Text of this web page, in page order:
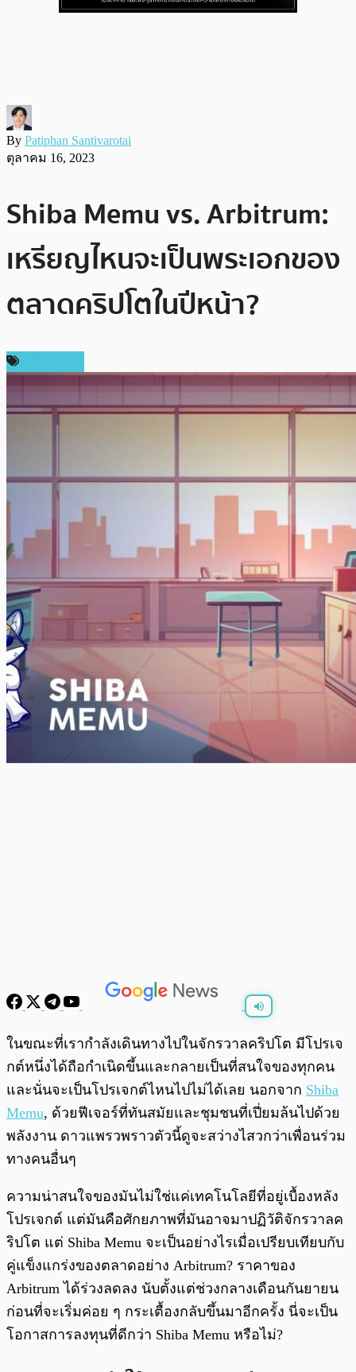
By Patiphan Santivarotai
ตุลาคม 16, 2023
Shiba Memu vs. Arbitrum:
เหรียญไหนจะเป็นพระเอกของ
ตลาดคริปโตในปีหน้า?
พร้อมเล่น 0:00 /0:00
ในขณะที่เรากำลังเดินทางไปในจักรวาลคริปโต มีโปรเจ
กต์หนึ่งได้ถือกำเนิดขึ้นและกลายเป็นที่สนใจของทุกคน
และนั่นจะเป็นโปรเจกต์ไหนไปไม่ได้เลย นอกจาก Shiba
Memu, ด้วยฟีเจอร์ที่ทันสมัยและชุมชนที่เปี่ยมล้นไปด้วย
พลังงาน ดาวแพรวพราวตัวนี้ดูจะสว่างไสวกว่าเพื่อนร่วม
ทางคนอื่นๆ
ความน่าสนใจของมันไม่ใช่แค่เทคโนโลยีที่อยู่เบื้องหลัง
โปรเจกต์ แต่มันคือศักยภาพที่มันอาจมาปฏิวัติจักรวาลค
ริปโต แต่ Shiba Memu จะเป็นอย่างไรเมื่อเปรียบเทียบกับ
คู่แข็งแกร่งของตลาดอย่าง Arbitrum? ราคาของ
Arbitrum ได้ร่วงลดลง นับตั้งแต่ช่วงกลางเดือนกันยายน
ก่อนที่จะเริ่มค่อย ๆ กระเตื้องกลับขึ้นมาอีกครั้ง นี่จะเป็น
โอกาสการลงทุนที่ดีกว่า Shiba Memu หรือไม่?